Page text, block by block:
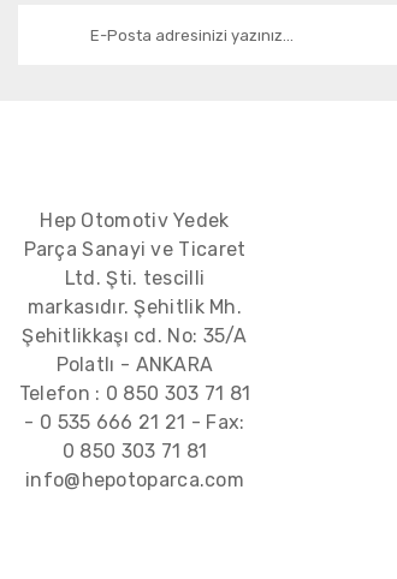
Hep Otomotiv Yedek
Parça Sanayi ve Ticaret
Ltd. Şti. tescilli
markasıdır. Şehitlik Mh.
Şehitlikkaşı cd. No: 35/A
Polatlı - ANKARA
Telefon : 0 850 303 71 81
- 0 535 666 21 21 - Fax:
0 850 303 71 81
info@hepotoparca.com